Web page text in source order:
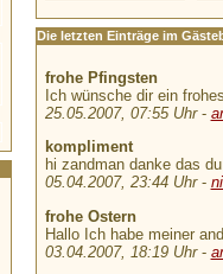
Die letzten Einträge im
frohe Pfingsten
Ich wünsche dir ein
25.05.2007, 07:55 Uhr-
kompliment
hi zandman danke das
05.04.2007, 23:44 Uhr-
frohe Ostern
Hallo Ich habe meiner
03.04.2007, 18:19 Uhr-